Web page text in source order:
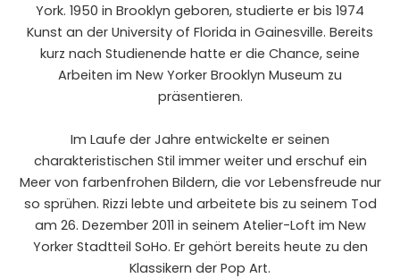
York. 1950 in Brooklyn geboren, studierte er bis 1974
Kunst an der University of Florida in Gainesville. Bereits
kurz nach Studienende hatte er die Chance, seine
Arbeiten im New Yorker Brooklyn Museum zu
präsentieren.
Im Laufe der Jahre entwickelte er seinen
charakteristischen Stil immer weiter und erschuf ein
Meer von farbenfrohen Bildern, die vor Lebensfreude nur
so sprühen. Rizzi lebte und arbeitete bis zu seinem Tod
am 26. Dezember 2011 in seinem Atelier-Loft im New
Yorker Stadtteil SoHo. Er gehört bereits heute zu den
Klassikern der Pop Art.